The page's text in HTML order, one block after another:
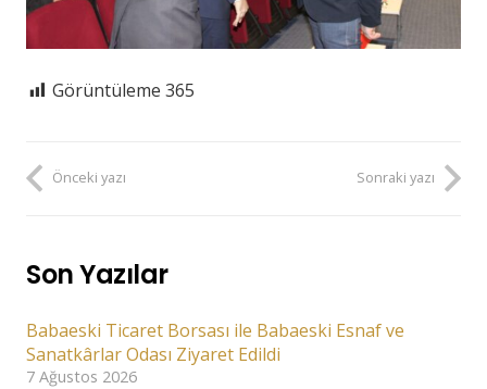
Görüntüleme 365
Önceki yazı Sonraki yazı
Son Yazılar
Babaeski Ticaret Borsası ile Babaeski Esnaf ve
Sanatkârlar Odası Ziyaret Edildi
7 Ağustos 2026